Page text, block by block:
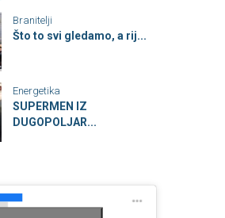
Branitelji
Što to svi gledamo, a rij...
Energetika
SUPERMEN IZ
DUGOPOLJAR...